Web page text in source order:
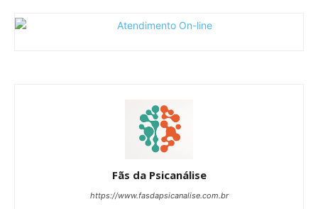
Fãs da Psicanálise
https://www.fasdapsicanalise.com.br